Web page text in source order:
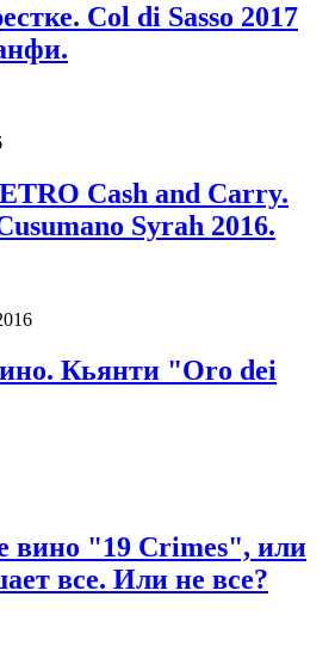
Col di Sasso 2017
Cash and Carry.
Syrah 2016.
Кьянти "Oro dei
вино "19 Crimes", или
все. Или не все?